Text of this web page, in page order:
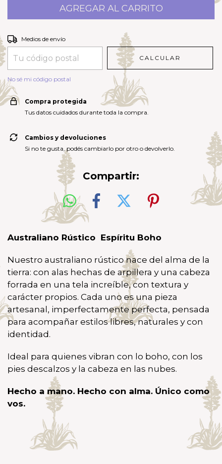
Entregas para el CP:
Medios de envío
CALCULAR
No sé mi código postal
Compra protegida
Tus datos cuidados durante toda la compra.
Cambios y devoluciones
Si no te gusta, podés cambiarlo por otro o devolverlo.
Compartir:
Australiano Rústico Espíritu Boho
Nuestro australiano rústico nace del alma de la
tierra: con alas hechas de arpillera y una cabeza
forrada en una tela increíble, con textura y
carácter propios. Cada uno es una pieza
artesanal, imperfectamente perfecta, pensada
para acompañar estilos libres, naturales y con
identidad.
Ideal para quienes vibran con lo boho, con los
pies descalzos y la cabeza en las nubes.
Hecho a mano. Hecho con alma. Único como
vos.